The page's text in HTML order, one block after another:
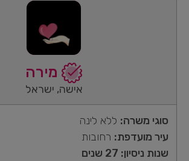
מירה
אישה, ישראל
סוגי משרה: ללא לינה
עיר מועדפת: רחובות
שנות ניסיון: 27 שנים